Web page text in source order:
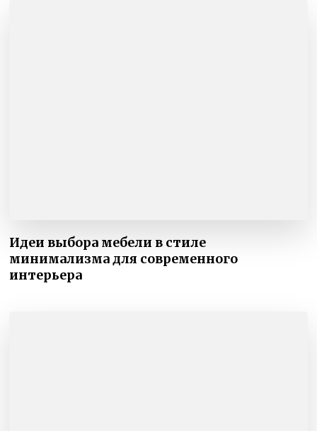
Идеи выбора мебели в стиле
минимализма для современного
интерьера